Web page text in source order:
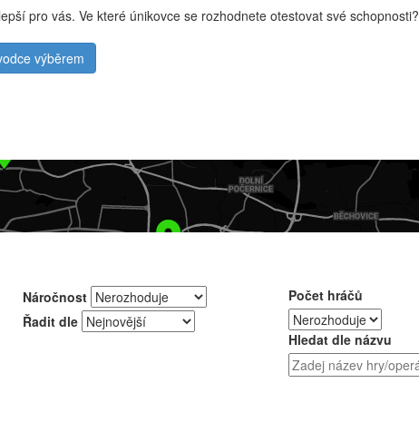
pro vás. Ve které únikovce se rozhodnete otestovat své schopnosti?
výběrem
Náročnost
Řadit dle
Počet hráčů
Hledat dle názvu